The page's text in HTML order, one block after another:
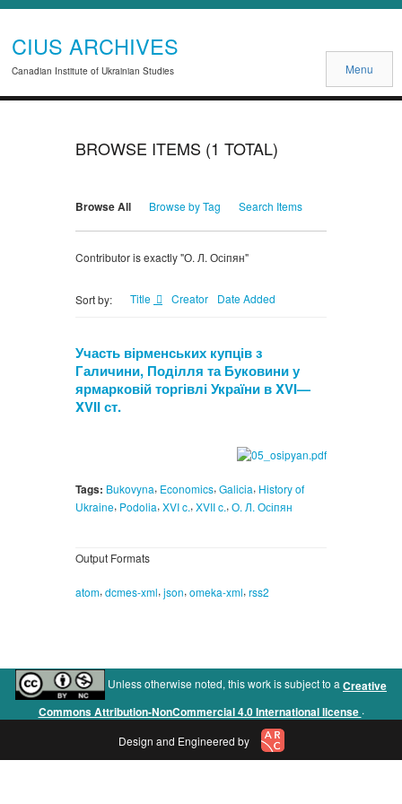
CIUS ARCHIVES
Canadian Institute of Ukrainian Studies Menu
BROWSE ITEMS (1 TOTAL)
Browse All Browse by Tag Search Items
Contributor is exactly "О. Л. Осіпян"
Sort by: Title Creator Date Added
Участь вірменських купців з
Галичини, Поділля та Буковини у
ярмарковій торгівлі України в XVI—
XVII ст.
Tags: Bukovyna, Economics, Galicia, History of
Ukraine, Podolia, XVI c., XVII c., О. Л. Осіпян
Output Formats
atom, dcmes-xml, json, omeka-xml, rss2
Unless otherwise noted, this work is subject to a Creative
Commons Attribution-NonCommercial 4.0 International license .
Design and Engineered by